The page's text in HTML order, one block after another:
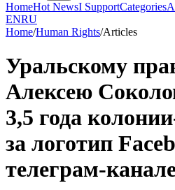
HomeHot NewsI SupportCategories
ENRU
Home/Human Rights/Articles
Уральскому
Алексею
3,5 года
за логотип